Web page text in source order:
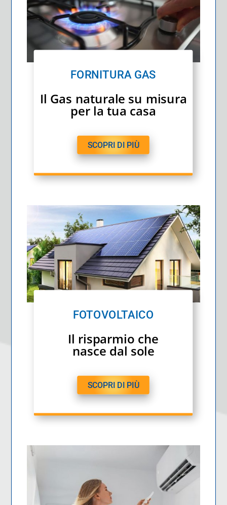
FORNITURA GAS
Il Gas naturale su misura
per la tua casa
SCOPRI DI PIÙ
FOTOVOLTAICO
Il risparmio che
nasce dal sole
SCOPRI DI PIÙ